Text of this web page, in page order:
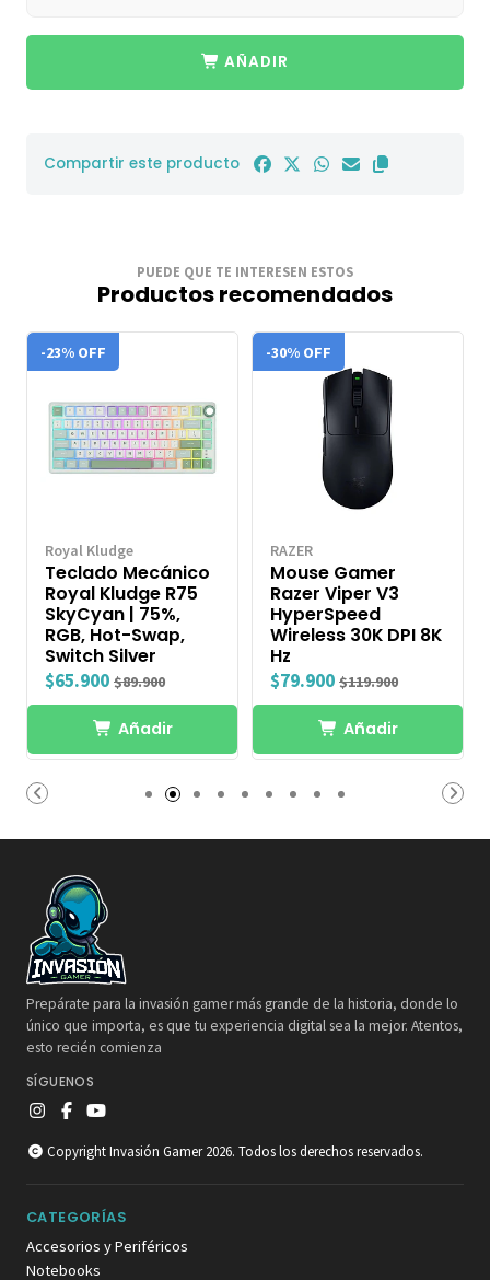
AÑADIR
Compartir este producto
PUEDE QUE TE INTERESEN ESTOS
Productos recomendados
-23% OFF
Royal Kludge
Teclado Mecánico
Royal Kludge R75
SkyCyan | 75%,
RGB, Hot-Swap,
Switch Silver
$65.900 $89.900
Añadir
-30% OFF
RAZER
Mouse Gamer
Razer Viper V3
HyperSpeed
Wireless 30K DPI 8K
Hz
$79.900 $119.900
Añadir
Prepárate para la invasión gamer más grande de la historia, donde lo
único que importa, es que tu experiencia digital sea la mejor. Atentos,
esto recién comienza
SÍGUENOS
Copyright Invasión Gamer 2026. Todos los derechos reservados.
CATEGORÍAS
Accesorios y Periféricos
Notebooks